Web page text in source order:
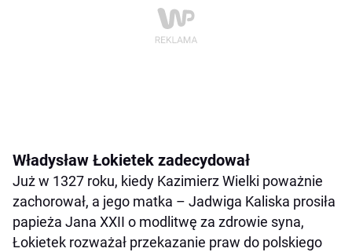
Władysław Łokietek zadecydował
Już w 1327 roku, kiedy Kazimierz Wielki poważnie
zachorował, a jego matka – Jadwiga Kaliska prosiła
papieża Jana XXII o modlitwę za zdrowie syna,
Łokietek rozważał przekazanie praw do polskiego